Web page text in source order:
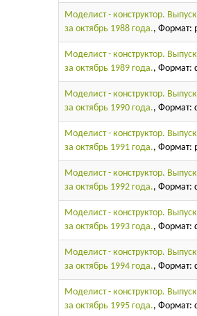
Моделист - конструктор.
за октябрь 1988 года., Формат:
Моделист - конструктор.
за октябрь 1989 года., Формат:
Моделист - конструктор.
за октябрь 1990 года., Формат:
Моделист - конструктор.
за октябрь 1991 года., Формат:
Моделист - конструктор.
за октябрь 1992 года., Формат:
Моделист - конструктор.
за октябрь 1993 года., Формат:
Моделист - конструктор.
за октябрь 1994 года., Формат:
Моделист - конструктор.
за октябрь 1995 года., Формат: